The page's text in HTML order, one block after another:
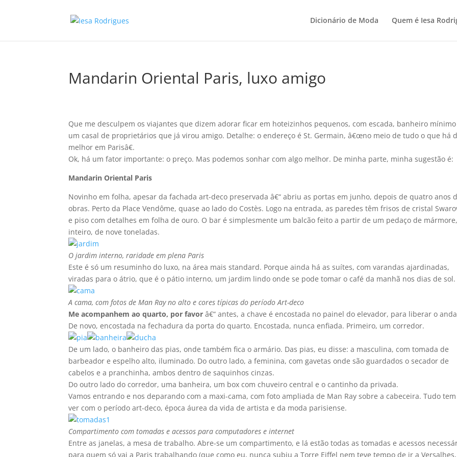
Dicionário de Moda Quem é Iesa
Mandarin Oriental Paris, luxo amigo
Que me desculpem os viajantes que dizem adorar ficar em hoteizinhos pequenos, com escada, banheiro mí­nimo
um casal de proprietários que já virou amigo. Detalhe: o endereço é St. Germain, â€œno meio de tudo o que há
melhor em Parisâ€.
Ok, há um fator importante: o preço. Mas podemos sonhar com algo melhor. De minha parte, minha sugestão é:
Mandarin Oriental Paris
Novinho em folha, apesar da fachada art-deco preservada â€“ abriu as portas em junho, depois de quatro anos
obras. Perto da Place Vendôme, quase ao lado do Costès. Logo na entrada, as paredes têm frisos de cristal
e piso com detalhes em folha de ouro. O bar é simplesmente um balcão feito a partir de um pedaço de mármore,
inteiro, de nove toneladas.
O jardim interno, raridade em plena Paris
Este é só um resuminho do luxo, na área mais standard. Porque ainda há as suí­tes, com varandas ajardinadas,
viradas para o átrio, que é o pátio interno, um jardim lindo onde se pode tomar o café da manhã nos dias de sol.
A cama, com fotos de Man Ray no alto e cores tí­picas do perí­odo Art-deco
Me acompanhem ao quarto, por favorâ€“ antes, a chave é encostada no painel do elevador, para liberar o
De novo, encostada na fechadura da porta do quarto. Encostada, nunca enfiada. Primeiro, um corredor.
De um lado, o banheiro das pias, onde também fica o armário. Das pias, eu disse: a masculina, com tomada de
barbeador e espelho alto, iluminado. Do outro lado, a feminina, com gavetas onde são guardados o secador de
cabelos e a pranchinha, ambos dentro de saquinhos cinzas.
Do outro lado do corredor, uma banheira, um box com chuveiro central e o cantinho da privada.
Vamos entrando e nos deparando com a maxi-cama, com foto ampliada de Man Ray sobre a cabeceira. Tudo tem
ver com o perí­odo art-deco, época áurea da vida de artista e da moda parisiense.
Compartimento com tomadas e acessos para computadores e internet
Entre as janelas, a mesa de trabalho. Abre-se um compartimento, e lá estão todas as tomadas e acessos
para quem só vai a Paris trabalhando (que como eu, nunca subiu a Torre Eiffel nem teve tempo de ir a